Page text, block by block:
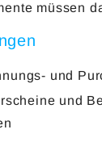
müssen
und
und